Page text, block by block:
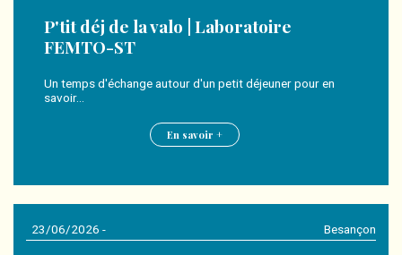
P'tit déj de la valo | Laboratoire
FEMTO-ST
Un temps d'échange autour d'un petit déjeuner pour en
savoir…
En savoir +
23/06/2026 - Besançon